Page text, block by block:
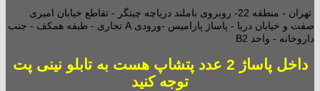
تهران - منطقه 22- روبروی باملند دریاچه چیتگر - تقاطع خیابان امیری
صفت و خیابان دریا - پاساژ پارامیس -ورودی A تجاری -
طبقه همکف - جنب
داروخانه - واحد B2
داخل پاساژ 2 عدد پتشاپ هست به تابلو نینی پت
توجه کنید